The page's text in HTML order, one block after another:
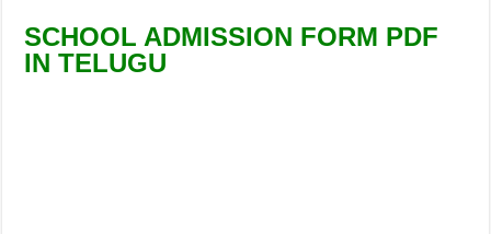
SCHOOL ADMISSION FORM PDF
IN TELUGU